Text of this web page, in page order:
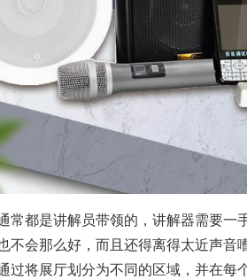
常都是讲解员带领的，讲解器需要一
不会那么好，而且还得离得太近声音
过将展厅划分为不同的区域，并在